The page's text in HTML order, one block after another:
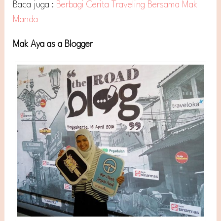
Baca juga : Berbagi Cerita Traveling Bersama Mak
Manda
Mak Aya as a Blogger